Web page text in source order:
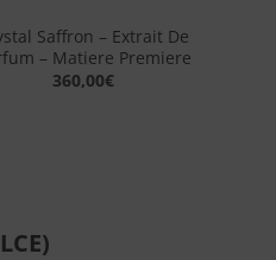
Saffron – Extrait De
– Matiere Premiere
360,00€